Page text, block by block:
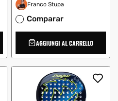
Franco Stupa
Comparar
AGGIUNGI AL CARRELLO